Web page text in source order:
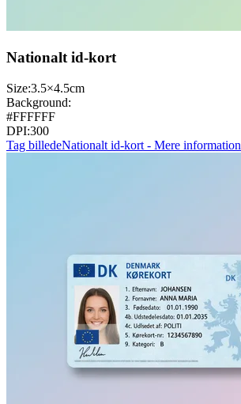
Nationalt id‑kort
Size:3.5×4.5cm
Background:
#FFFFFF
DPI:300
Tag billedeNationalt id‑kort - Mere information